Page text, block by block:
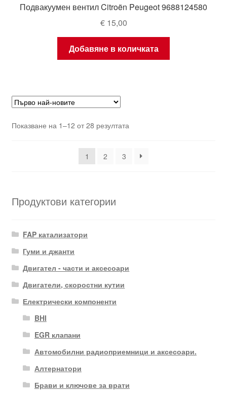
Подвакуумен вентил Citroën Peugeot 9688124580
€15,00
Добавяне в количката
Показване на 1–12 от 28 резултатаSorted
1
2 3
Продуктови категории
FAP катализатори
Гуми и джанти
Двигател - части и аксесоари
Двигатели, скоростни кутии
Електрически компоненти
BHI
EGR клапани
Автомобилни радиоприемници и аксесоари.
Алтернатори
Брави и ключове за врати